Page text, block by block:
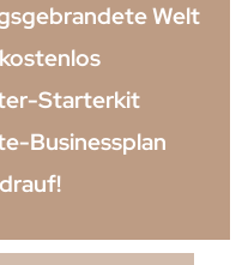
Welt
Starterkit
Businessplan